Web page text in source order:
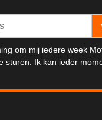
om mij iedere week
sturen. Ik kan ieder